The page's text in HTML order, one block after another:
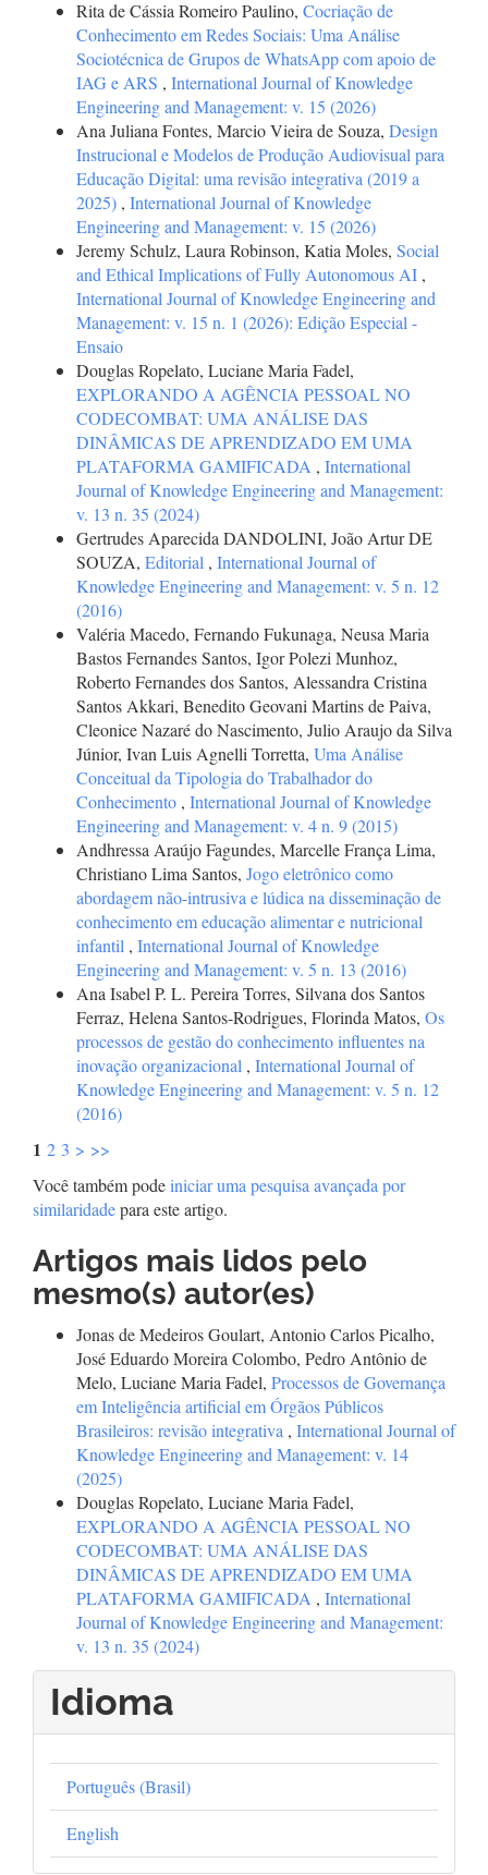
Rita de Cássia Romeiro Paulino, Cocriação de
Conhecimento em Redes Sociais: Uma Análise
Sociotécnica de Grupos de WhatsApp com apoio de
IAG e ARS , International Journal of Knowledge
Engineering and Management: v. 15 (2026)
Ana Juliana Fontes, Marcio Vieira de Souza, Design
Instrucional e Modelos de Produção Audiovisual para
Educação Digital: uma revisão integrativa (2019 a
2025) , International Journal of Knowledge
Engineering and Management: v. 15 (2026)
Jeremy Schulz, Laura Robinson, Katia Moles, Social
and Ethical Implications of Fully Autonomous AI ,
International Journal of Knowledge Engineering and
Management: v. 15 n. 1 (2026): Edição Especial -
Ensaio
Douglas Ropelato, Luciane Maria Fadel,
EXPLORANDO A AGÊNCIA PESSOAL NO
CODECOMBAT: UMA ANÁLISE DAS
DINÂMICAS DE APRENDIZADO EM UMA
PLATAFORMA GAMIFICADA , International
Journal of Knowledge Engineering and Management:
v. 13 n. 35 (2024)
Gertrudes Aparecida DANDOLINI, João Artur DE
SOUZA, Editorial , International Journal of
Knowledge Engineering and Management: v. 5 n. 12
(2016)
Valéria Macedo, Fernando Fukunaga, Neusa Maria
Bastos Fernandes Santos, Igor Polezi Munhoz,
Roberto Fernandes dos Santos, Alessandra Cristina
Santos Akkari, Benedito Geovani Martins de Paiva,
Cleonice Nazaré do Nascimento, Julio Araujo da Silva
Júnior, Ivan Luis Agnelli Torretta, Uma Análise
Conceitual da Tipologia do Trabalhador do
Conhecimento , International Journal of Knowledge
Engineering and Management: v. 4 n. 9 (2015)
Andhressa Araújo Fagundes, Marcelle França Lima,
Christiano Lima Santos, Jogo eletrônico como
abordagem não-intrusiva e lúdica na disseminação de
conhecimento em educação alimentar e nutricional
infantil , International Journal of Knowledge
Engineering and Management: v. 5 n. 13 (2016)
Ana Isabel P. L. Pereira Torres, Silvana dos Santos
Ferraz, Helena Santos-Rodrigues, Florinda Matos, Os
processos de gestão do conhecimento influentes na
inovação organizacional , International Journal of
Knowledge Engineering and Management: v. 5 n. 12
(2016)
1 2 3 > >>
Você também podeiniciar uma pesquisa avançada por
similaridadepara este artigo.
Artigos mais lidos pelo
mesmo(s) autor(es)
Jonas de Medeiros Goulart, Antonio Carlos Picalho,
José Eduardo Moreira Colombo, Pedro Antônio de
Melo, Luciane Maria Fadel, Processos de Governança
em Inteligência artificial em Órgãos Públicos
Brasileiros: revisão integrativa , International Journal of
Knowledge Engineering and Management: v. 14
(2025)
Douglas Ropelato, Luciane Maria Fadel,
EXPLORANDO A AGÊNCIA PESSOAL NO
CODECOMBAT: UMA ANÁLISE DAS
DINÂMICAS DE APRENDIZADO EM UMA
PLATAFORMA GAMIFICADA , International
Journal of Knowledge Engineering and Management:
v. 13 n. 35 (2024)
Idioma
Português (Brasil)
English